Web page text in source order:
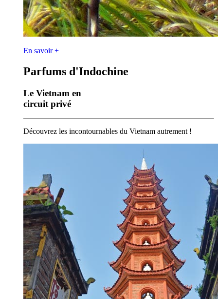
En savoir +
Parfums d'Indochine
Le Vietnam en
circuit privé
Découvrez les incontournables du Vietnam autrement !